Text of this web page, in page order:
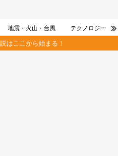
地震・火山・台風 テクノロジー
はここから始まる！